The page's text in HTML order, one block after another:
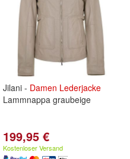
Jilani - Damen Lederjacke
Lammnappa graubeige
199,95 €
Kostenloser Versand